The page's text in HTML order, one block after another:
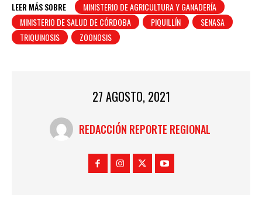
LEER MÁS SOBRE
MINISTERIO DE AGRICULTURA Y GANADERÍA
MINISTERIO DE SALUD DE CÓRDOBA
PIQUILLÍN
SENASA
TRIQUINOSIS
ZOONOSIS
27 AGOSTO, 2021
REDACCIÓN REPORTE REGIONAL